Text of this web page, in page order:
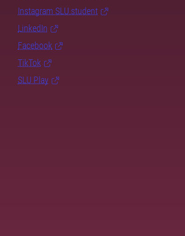
Instagram SLU.student
LinkedIn
Facebook
TikTok
SLU Play